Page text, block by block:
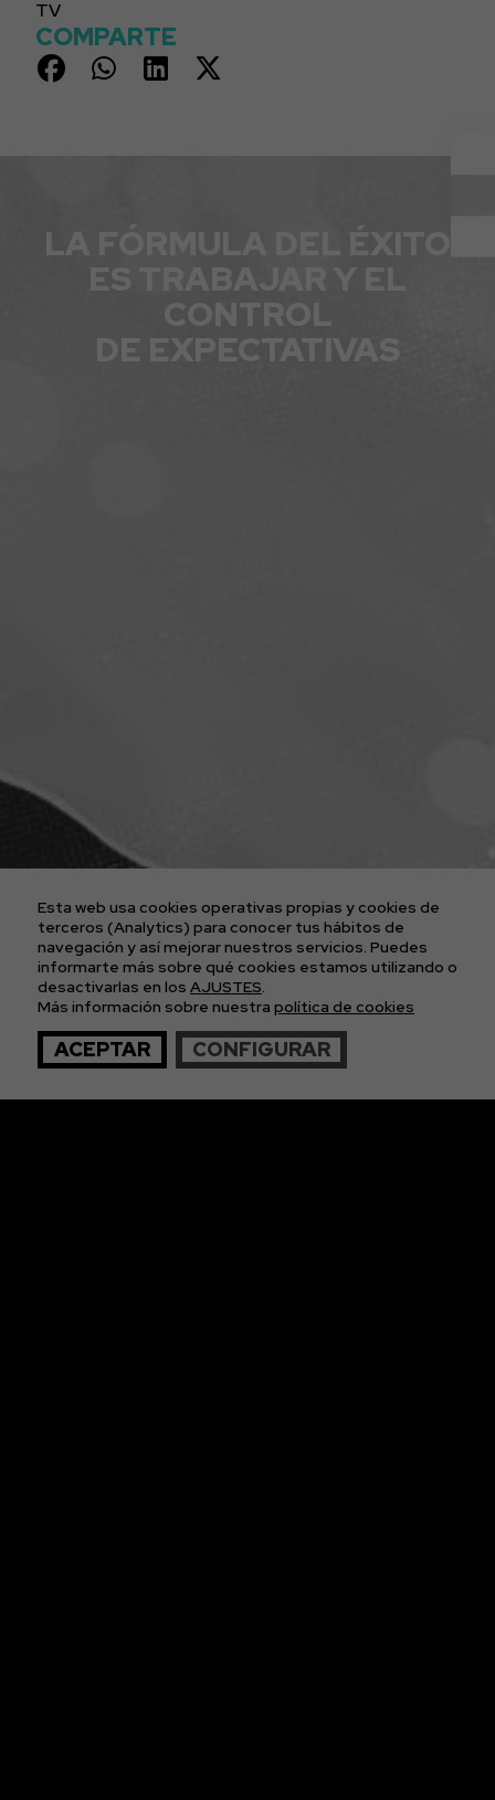
TV
COMPARTE
LA FÓRMULA DEL ÉXITO
ES TRABAJAR Y EL
CONTROL
DE EXPECTATIVAS
PROYECTOS
CONTACTO
POLÍTICA DE PRIVACIDAD
CONDICIONES GENERALES DE LAS ENTRADAS
APÚNTATE A
NUESTRA NEWS
© 2026 The Imagos. Todos los derechos reservados
Esta web usa cookies operativas propias y cookies de
terceros (Analytics) para conocer tus hábitos de
navegación y así mejorar nuestros servicios. Puedes
informarte más sobre qué cookies estamos utilizando o
desactivarlas en los AJUSTES.
Más información sobre nuestra política de cookies
ACEPTAR CONFIGURAR